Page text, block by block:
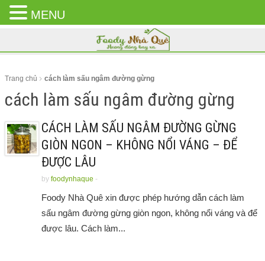
CLOSE
MENU
Trang chủ cách làm sấu ngâm đường gừng
cách làm sấu ngâm đường gừng
CÁCH LÀM SẤU NGÂM ĐƯỜNG GỪNG
GIÒN NGON – KHÔNG NỔI VÁNG – ĐỂ
ĐƯỢC LÂU
by foodynhaque -
Foody Nhà Quê xin được phép hướng dẫn cách làm
sấu ngâm đường gừng giòn ngon, không nổi váng và để
được lâu. Cách làm...
MENU